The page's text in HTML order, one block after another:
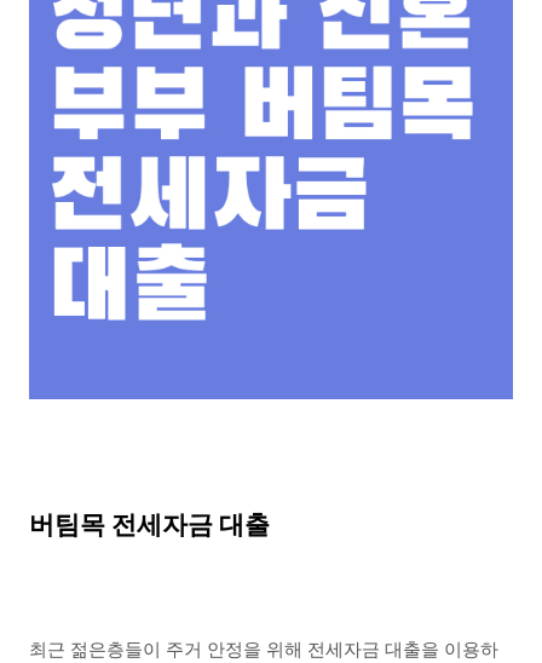
버팀목 전세자금 대출
최근 젊은층들이 주거 안정을 위해 전세자금 대출을 이용하